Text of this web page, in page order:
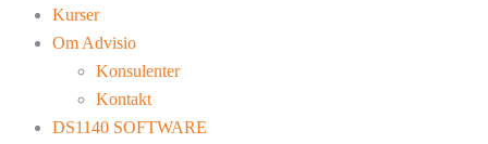
Kurser
Om Advisio
Konsulenter
Kontakt
DS1140 SOFTWARE